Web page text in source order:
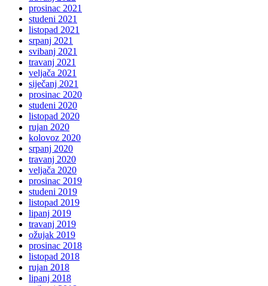
prosinac 2021
studeni 2021
listopad 2021
srpanj 2021
svibanj 2021
travanj 2021
veljača 2021
siječanj 2021
prosinac 2020
studeni 2020
listopad 2020
rujan 2020
kolovoz 2020
srpanj 2020
travanj 2020
veljača 2020
prosinac 2019
studeni 2019
listopad 2019
lipanj 2019
travanj 2019
ožujak 2019
prosinac 2018
listopad 2018
rujan 2018
lipanj 2018